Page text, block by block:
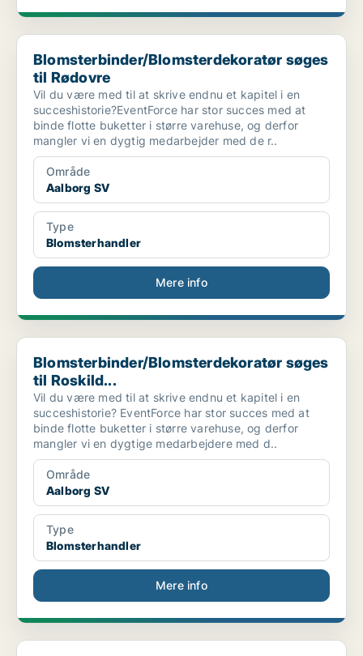
Blomsterbinder/Blomsterdekoratør søges til Rødovre
Blomsterbinder/Blomsterdekoratør søges
til Rødovre
Vil du være med til at skrive endnu et kapitel i en
succeshistorie?EventForce har stor succes med at
binde flotte buketter i større varehuse, og derfor
mangler vi en dygtig medarbejder med de r..
Område
Aalborg SV
Type
Blomsterhandler
Mere info
Blomsterbinder/Blomsterdekoratør søges til Roskild...
Blomsterbinder/Blomsterdekoratør søges
til Roskild...
Vil du være med til at skrive endnu et kapitel i en
succeshistorie? EventForce har stor succes med at
binde flotte buketter i større varehuse, og derfor
mangler vi en dygtige medarbejdere med d..
Område
Aalborg SV
Type
Blomsterhandler
Mere info
Blomsterbinder/Blomsterdekoratør søges til Hillerø...